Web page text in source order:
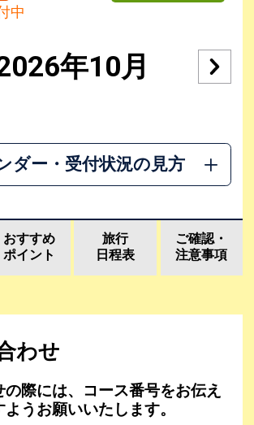
中
年10月
ダー・受付状況の見方
おすすめ
ポイント
旅行
日程表
ご確認・
注意事項
わせ
際には、コース番号をお伝え
うお願いいたします。